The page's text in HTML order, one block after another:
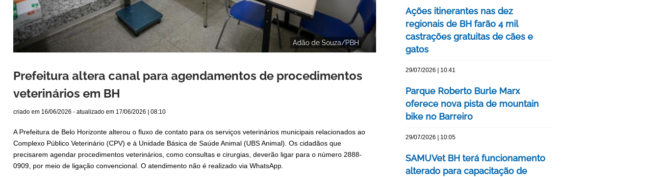
Adão de Souza/PBH
Prefeitura altera canal para agendamentos de procedimentos
veterinários em BH
criado em 16/06/2026 - atualizado em 17/06/2026 | 08:10
A Prefeitura de Belo Horizonte alterou o fluxo de contato para os serviços veterinários municipais relacionados ao
Complexo Público Veterinário (CPV) e à Unidade Básica de Saúde Animal (UBS Animal). Os cidadãos que
precisarem agendar procedimentos veterinários, como consultas e cirurgias, deverão ligar para o número 2888-
0909, por meio de ligação convencional. O atendimento não é realizado via WhatsApp.
Ações itinerantes nas dez
regionais de BH farão 4 mil
castrações gratuitas de cães e
gatos
29/07/2026 | 10:41
Parque Roberto Burle Marx
oferece nova pista de mountain
bike no Barreiro
29/07/2026 | 10:05
SAMUVet BH terá funcionamento
alterado para capacitação de